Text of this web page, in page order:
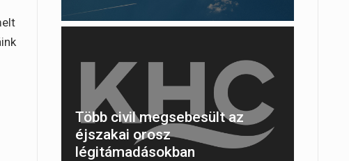
Több civil megsebesült az
éjszakai orosz
légitámadásokban